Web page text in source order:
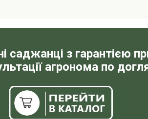
саджанці з гарантією
агронома по